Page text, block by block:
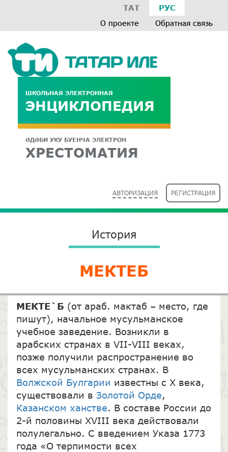
ТАТ РУС
О проекте Обратная связь
ШКОЛЬНАЯ ЭЛЕКТРОННАЯ
ЭНЦИКЛОПЕДИЯ
ӘДӘБИ УКУ БУЕНЧА ЭЛЕКТРОН
ХРЕСТОМАТИЯ
АВТОРИЗАЦИЯ РЕГИСТРАЦИЯ
История
МЕКТЕБ
МЕКТЕ`Б (от араб. мактаб – место, где
пишут), начальное мусульманское
учебное заведение. Возникли в
арабских странах в VII-VIII веках,
позже получили распространение во
всех мусульманских странах. В
Волжской Булгарии известны с X века,
существовали в Золотой Орде,
Казанском ханстве. В составе России до
2-й половины XVIII века действовали
полулегально. С введением Указа 1773
года «О терпимости всех